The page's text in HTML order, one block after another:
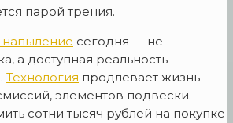
парой трения.
напыление сегодня — не
а доступная реальность
Технология продлевает жизнь
элементов подвески.
сотни тысяч рублей на покупке